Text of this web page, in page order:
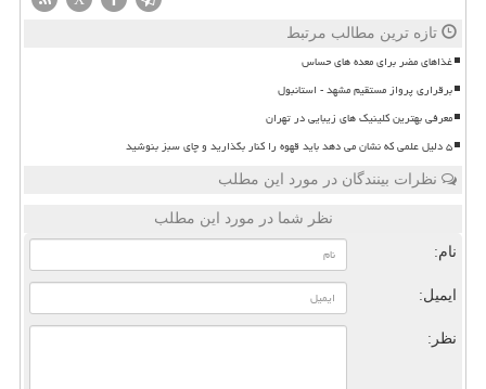
تازه ترین مطالب مرتبط
غذاهای مضر برای معده های حساس
برقراری پرواز مستقیم مشهد - استانبول
معرفی بهترین کلینیک های زیبایی در تهران
۵ دلیل علمی که نشان می دهد باید قهوه را کنار بگذارید و چای سبز بنوشید
نظرات بینندگان در مورد این مطلب
نظر شما در مورد این مطلب
نام:
ایمیل:
نظر: